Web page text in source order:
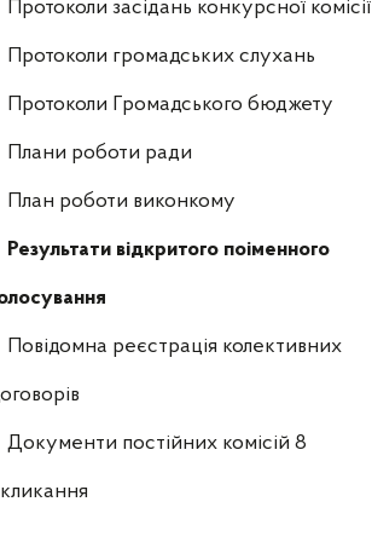
Протоколи засідань конкурсної комісії
Протоколи громадських слухань
Протоколи Громадського бюджету
Плани роботи ради
План роботи виконкому
Результати відкритого поіменного
Повідомна реєстрація колективних
Документи постійних комісій 8